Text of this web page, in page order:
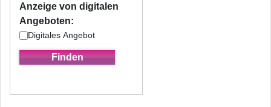
Anzeige von digitalen
Angeboten:
Digitales Angebot